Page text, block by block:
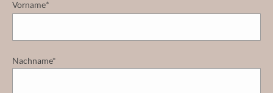
Vorname*
Nachname*